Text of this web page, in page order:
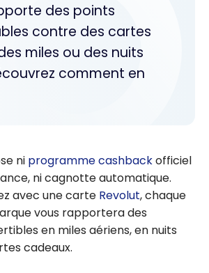
des points
contre des cartes
miles ou des nuits
comment en
ni programme cashbackofficiel
ni cagnotte automatique.
avec une carte Revolut, chaque
vous rapportera des
en miles aériens, en nuits
cadeaux.